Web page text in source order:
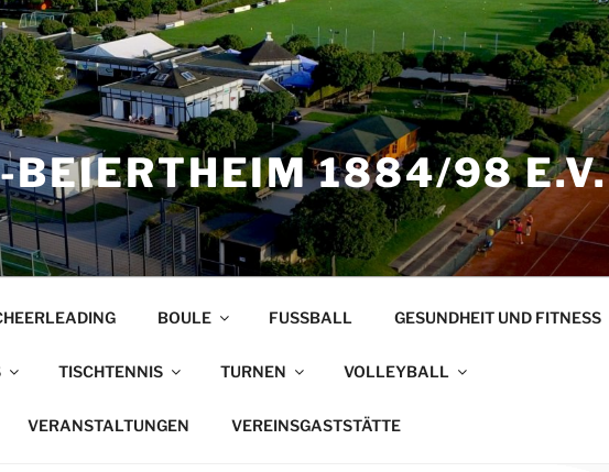
BEIERTHEIM 1884/98 E.V.
BOULE FUSSBALL GESUNDHEIT UND FITNESS
TISCHTENNIS TURNEN VOLLEYBALL
VERANSTALTUNGEN VEREINSGASTSTÄTTE